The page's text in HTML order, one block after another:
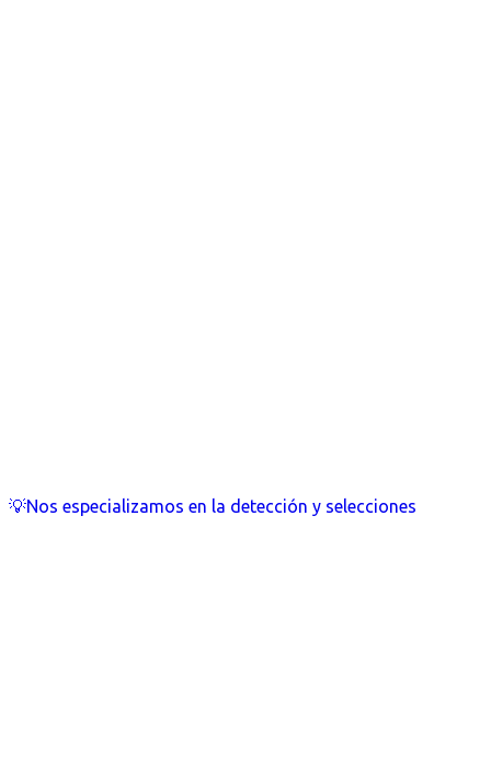
💡Nos especializamos en la detección y selecciones